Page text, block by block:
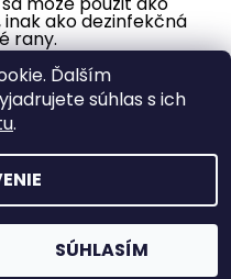
ako dezinfekčná
rany.
k tejto položke.
Ďalším
súhlas s ich
.
SÚHLASÍM